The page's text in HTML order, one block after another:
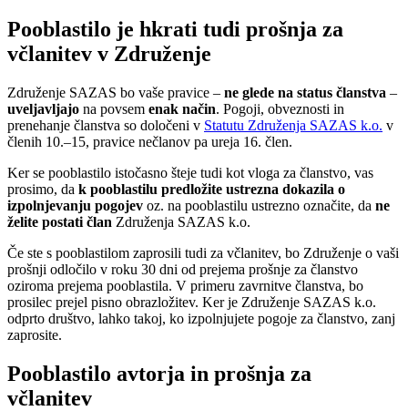
Pooblastilo je hkrati tudi prošnja za
včlanitev v Združenje
Združenje SAZAS bo vaše pravice – ne glede na status članstva –
uveljavljajo na povsem enak način. Pogoji, obveznosti in
prenehanje članstva so določeni v Statutu Združenja SAZAS k.o. v
členih 10.–15, pravice nečlanov pa ureja 16. člen.
Ker se pooblastilo istočasno šteje tudi kot vloga za članstvo, vas
prosimo, da k pooblastilu predložite ustrezna dokazila o
izpolnjevanju pogojev oz. na pooblastilu ustrezno označite, da ne
želite postati član Združenja SAZAS k.o.
Če ste s pooblastilom zaprosili tudi za včlanitev, bo Združenje o vaši
prošnji odločilo v roku 30 dni od prejema prošnje za članstvo
oziroma prejema pooblastila. V primeru zavrnitve članstva, bo
prosilec prejel pisno obrazložitev. Ker je Združenje SAZAS k.o.
odprto društvo, lahko takoj, ko izpolnjujete pogoje za članstvo, zanj
zaprosite.
Pooblastilo avtorja in prošnja za
včlanitev